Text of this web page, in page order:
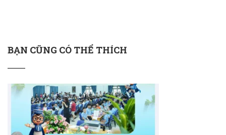
BẠN CŨNG CÓ THỂ THÍCH